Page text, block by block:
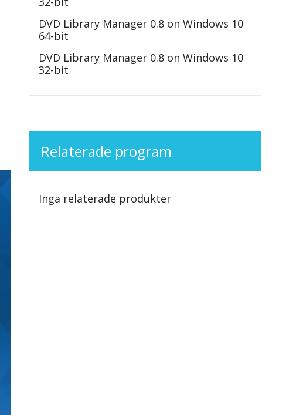
DVD Library Manager 0.8 on Windows 10
64-bit
DVD Library Manager 0.8 on Windows 10
32-bit
Relaterade program
Inga relaterade produkter